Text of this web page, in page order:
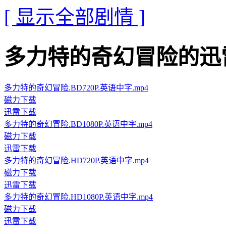
[ 显示全部剧情 ]
多力特的奇幻冒险的迅
多力特的奇幻冒险.BD720P.英语中字.mp4
磁力下载
迅雷下载
多力特的奇幻冒险.BD1080P.英语中字.mp4
磁力下载
迅雷下载
多力特的奇幻冒险.HD720P.英语中字.mp4
磁力下载
迅雷下载
多力特的奇幻冒险.HD1080P.英语中字.mp4
磁力下载
迅雷下载